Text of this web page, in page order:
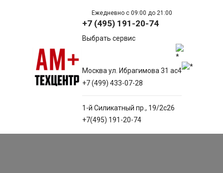
Ежедневно с 09:00 до 21:00
+7 (495) 191-20-74
Выбрать сервис
Москва ул. Ибрагимова 31 ас4
+7 (499) 433-07-28
1-й Силикатный пр., 19/2с26
+7(495) 191-20-74